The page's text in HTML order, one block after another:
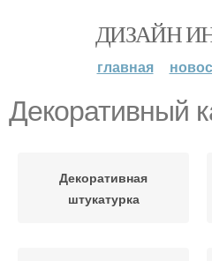
ДИЗАЙН
главная
Декоративный
Декоративная
штукатурка